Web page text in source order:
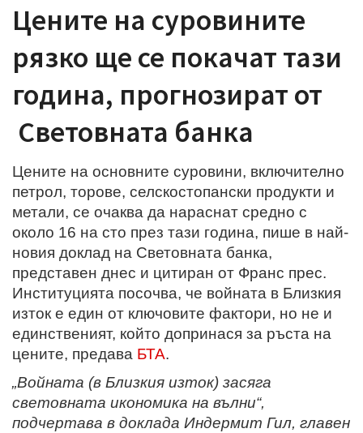
Цените на суровините
рязко ще се покачат тази
година, прогнозират от
Световната банка
Цените на основните суровини, включително
петрол, торове, селскостопански продукти и
метали, се очаква да нараснат средно с
около 16 на сто през тази година, пише в най-
новия доклад на Световната банка,
представен днес и цитиран от Франс прес.
Институцията посочва, че войната в Близкия
изток е един от ключовите фактори, но не и
единственият, който допринася за ръста на
цените, предава БТА.
„Войната (в Близкия изток) засяга
световната икономика на вълни“,
подчертава в доклада Индермит Гил, главен